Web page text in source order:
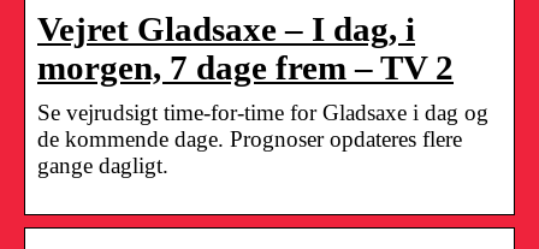
Vejret Gladsaxe – I dag, i
morgen, 7 dage frem – TV 2
Se vejrudsigt time-for-time for Gladsaxe i dag og
de kommende dage. Prognoser opdateres flere
gange dagligt.